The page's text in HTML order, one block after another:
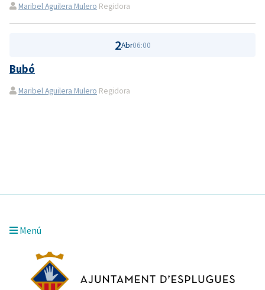
Maribel Aguilera Mulero Regidora
2Abr06:00
Bubó
Maribel Aguilera Mulero Regidora
Menú